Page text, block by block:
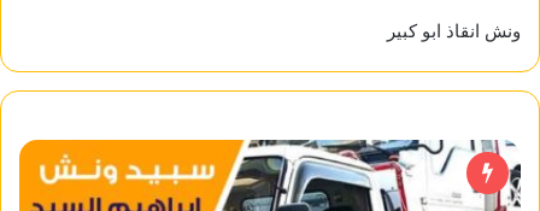
ونش انقاذ ابو كبير